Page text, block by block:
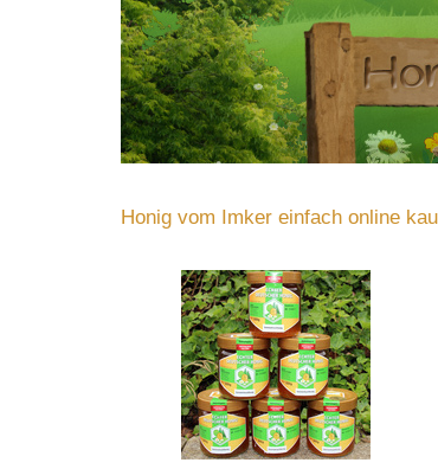
Honig vom Imker einfach online